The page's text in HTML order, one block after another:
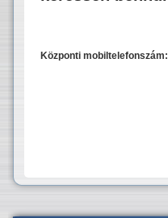
Központi mobiltelefonszám: